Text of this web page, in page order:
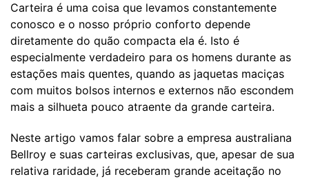
Carteira é uma coisa que levamos constantemente
conosco e o nosso próprio conforto depende
diretamente do quão compacta ela é. Isto é
especialmente verdadeiro para os homens durante as
estações mais quentes, quando as jaquetas maciças
com muitos bolsos internos e externos não escondem
mais a silhueta pouco atraente da grande carteira.
Neste artigo vamos falar sobre a empresa australiana
Bellroy e suas carteiras exclusivas, que, apesar de sua
relativa raridade, já receberam grande aceitação no